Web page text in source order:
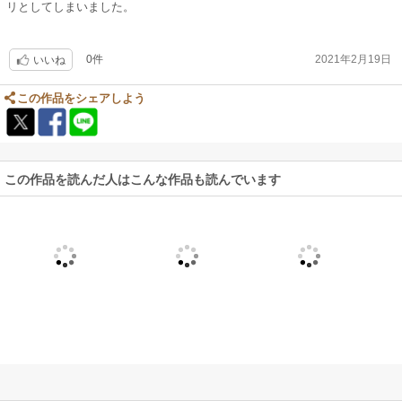
リとしてしまいました。
いいね 0件 2021年2月19日
この作品をシェアしよう
この作品を読んだ人はこんな作品も読んでいます